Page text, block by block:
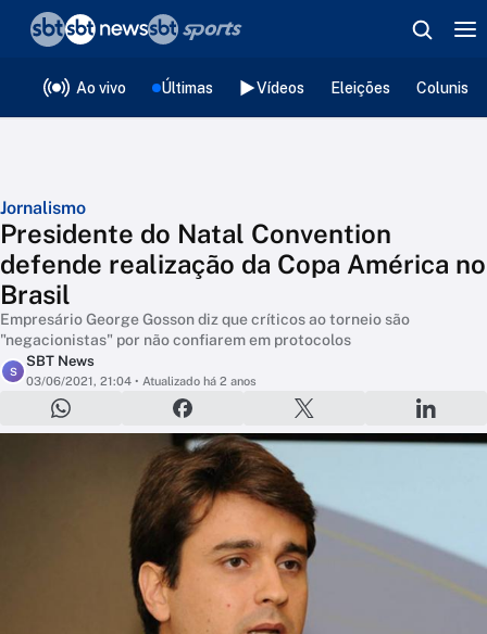
Ao vivo Últimas Vídeos Eleições
Jornalismo
Presidente do Natal Convention
defende realização da Copa América no
Brasil
Empresário George Gosson diz que críticos ao torneio são
"negacionistas" por não confiarem em protocolos
S
SBT News
03/06/2021, 21:04 • Atualizado há 2 anos
❮voltar
Editorias